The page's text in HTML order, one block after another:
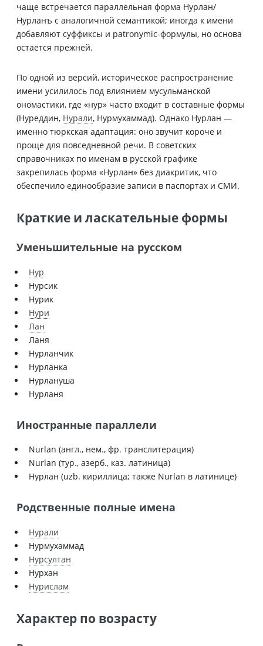
чаще встречается параллельная форма Нурлан/
Нурланъ с аналогичной семантикой; иногда к имени
добавляют суффиксы и patronymic-формулы, но основа
остаётся прежней.
По одной из версий, историческое распространение
имени усилилось под влиянием мусульманской
ономастики, где «нур» часто входит в составные формы
(Нуреддин, Нурали, Нурмухаммад). Однако Нурлан —
именно тюркская адаптация: оно звучит короче и
проще для повседневной речи. В советских
справочниках по именам в русской графике
закрепилась форма «Нурлан» без диакритик, что
обеспечило единообразие записи в паспортах и СМИ.
Краткие и ласкательные формы
Уменьшительные на русском
Нур
Нурсик
Нурик
Нури
Лан
Ланя
Нурланчик
Нурланка
Нурлануша
Нурланя
Иностранные параллели
Nurlan (англ., нем., фр. транслитерация)
Nurlan (тур., азерб., каз. латиница)
Нурлан (uzb. кириллица; также Nurlan в латинице)
Родственные полные имена
Нурали
Нурмухаммад
Нурсултан
Нурхан
Нурислам
Характер по возрасту